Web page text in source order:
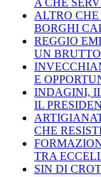
A CHE
ALTRO
BORGHI
REGGIO
UN
E
INDAGINI,
IL
CHE
TRA
SIN DI